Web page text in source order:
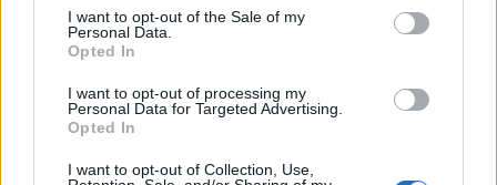
I want to opt-out of the Sale of my
Personal Data.
Opted In
I want to opt-out of processing my
Personal Data for Targeted Advertising.
Opted In
I want to opt-out of Collection, Use,
5.8.2026 10:26 | PARDUBICE (ČTK)
Diskuse: 1
průtoků a suchého počasí
vyschl. Městský obvod VI chce
Povodí Labe. Organizace ale požadavek odmítla s tím, že údržbu